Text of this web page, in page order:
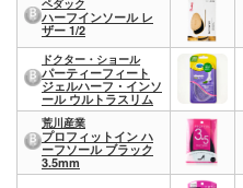
ペダック
ハーフインソール レ
ザー 1/2
ドクター・ショール
パーティーフィート
ジェルハーフ・インソ
ール ウルトラスリム
荒川産業
プロフィットイン ハ
ーフソール ブラック
3.5mm